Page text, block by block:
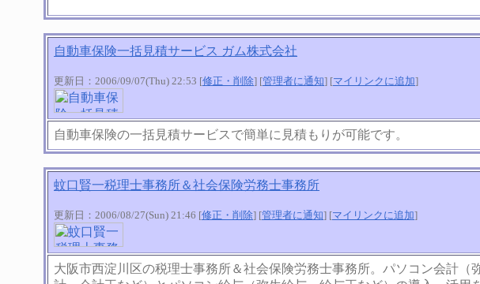
自動車保険一括見積サービス ガム株式会社
更新日：2006/09/07(Thu) 22:53 [修正・削除] [管理者に通知] [マイリンクに追加]
自動車保険の一括見積サービスで簡単に見積もりが可能です。
蚊口賢一税理士事務所＆社会保険労務士事務所
更新日：2006/08/27(Sun) 21:46 [修正・削除] [管理者に通知] [マイリンクに追加]
大阪市西淀川区の税理士事務所＆社会保険労務士事務所。パソコン会計（